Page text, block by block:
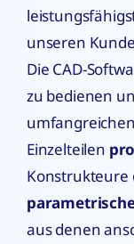
unseren
Die CAD-
zu bedienen
Einzelteilen
aus denen